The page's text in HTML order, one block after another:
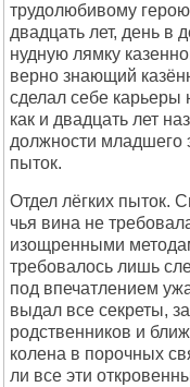
трудолюбивому
двадцать лет, день в
нудную лямку
верно знающий
сделал себе карьеры
как и двадцать лет
должности младшего
пыток.
Отдел лёгких пыток.
чья вина не
изощренными
требовалось лишь
под впечатлением
выдал все секреты,
родственников и
колена в порочных
ли все эти